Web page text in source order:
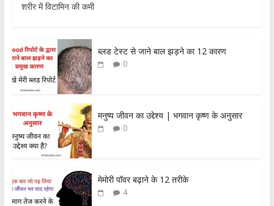
शरीर में विटामिन की कमी
ब्लड टेस्ट से जाने बाल झड़ने का 12 कारण
0
मनुष्य जीवन का उद्देश्य | भगवान कृष्ण के अनुसार
0
मेमोरी पॉवर बढ़ाने के 12 तरीके
4